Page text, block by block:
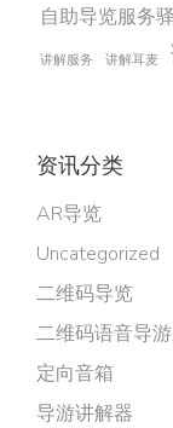
自助导览服务
讲解服务 讲解耳麦
资讯分类
AR导览
Uncategorized
二维码导览
二维码语音导
定向音箱
导游讲解器